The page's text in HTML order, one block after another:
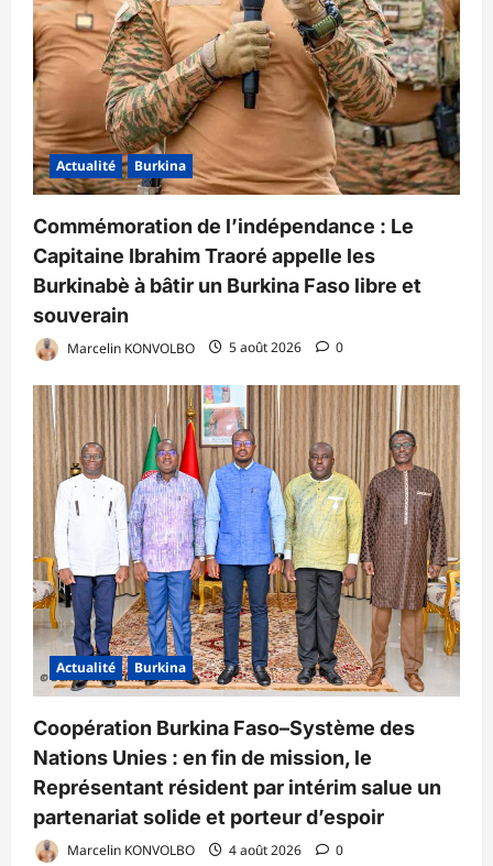
Actualité Burkina
Commémoration de l’indépendance : Le
Capitaine Ibrahim Traoré appelle les
Burkinabè à bâtir un Burkina Faso libre et
souverain
Marcelin KONVOLBO 5 août 2026 0
Actualité Burkina
Coopération Burkina Faso–Système des
Nations Unies : en fin de mission, le
Représentant résident par intérim salue un
partenariat solide et porteur d’espoir
Marcelin KONVOLBO 4 août 2026 0